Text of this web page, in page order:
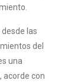
las
del
una
acorde con